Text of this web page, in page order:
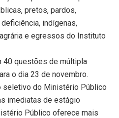
pretos, pardos,
indígenas,
e egressos do Instituto
40 questões de múltipla
o dia 23 de novembro.
seletivo do Ministério Público
imediatas de estágio
Público oferece mais